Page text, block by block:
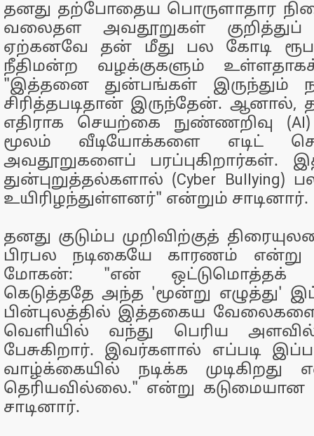
தனது தற்போதைய பொருளாதார
வலைதள அவதூறுகள்
ஏற்கனவே தன் மீது பல கோடி
நீதிமன்ற வழக்குகளும் உள்ளதாகக்
"இத்தனை துன்பங்கள் இருந்தும்
சிரித்தபடிதான் இருந்தேன். ஆனால்,
எதிராக செயற்கை நுண்ணறிவு
மூலம் வீடியோக்களை எடிட்
அவதூறுகளைப் பரப்புகிறார்கள்.
துன்புறுத்தல்களால் (Cyber Bullying)
உயிரிழந்துள்ளனர்" என்றும் சாடினார்.
தனது குடும்ப முறிவிற்குத்
பிரபல நடிகையே காரணம் என்று
மோகன்: "என் ஒட்டுமொத்தக்
கெடுத்ததே அந்த 'மூன்று எழுத்து'
பின்புலத்தில் இத்தகைய
வெளியில் வந்து பெரிய
பேசுகிறார். இவர்களால் எப்படி
வாழ்க்கையில் நடிக்க முடிகிறது
தெரியவில்லை." என்று
சாடினார்.